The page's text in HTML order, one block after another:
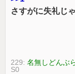
さすがに失礼じ
229:名無しどんぶ
S0